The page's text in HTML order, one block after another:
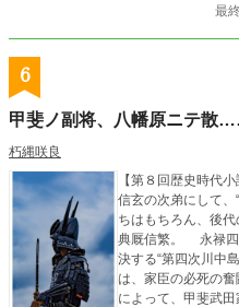
最
6
甲斐ノ副将、八幡原ニテ散
朽縄咲良
【第８回歴史時代小説大
信玄の次弟にして、
ちはもちろん、後
典厩信繁。 永禄四
決する“第四次川中
は、家臣の必死の
によって、甲斐武